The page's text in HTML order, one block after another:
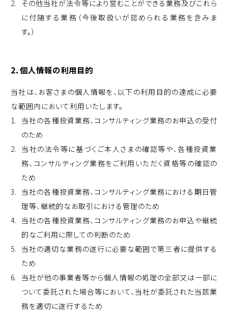
その他当社が法令等により営むことができる業務及びこれら
に付随する業務（今後取扱いが認められる業務を含みま
す。）
2．個人情報の利用目的
当社は、お客さまの個人情報を、以下の利用目的の達成に必要
な範囲内において利用いたします。
当社の各種投資業務、コンサルティング業務のお申込の受付
のため
当社の法令等に基づくご本人さまの確認等や、各種投資業
務、コンサルティング業務をご利用いただく資格等の確認の
ため
当社の各種投資業務、コンサルティング業務における期日管
理等、継続的なお取引における管理のため
当社の各種投資業務、コンサルティング業務のお申込や継続
的なご利用に際しての判断のため
当社の適切な業務の遂行に必要な範囲で第三者に提供する
ため
当社が他の事業者等から個人情報の処理の全部又は一部に
ついて委託された場合等において、当社が委託された当該業
務を適切に遂行するため